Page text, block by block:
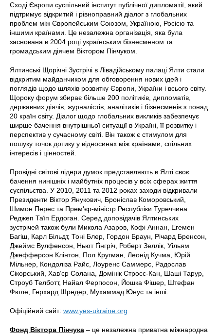
Сході Європи суспільний інститут публічної дипломатії, який
підтримує відкритий і рівноправний діалог з глобальних
проблем між Європейським Союзом, Україною, Росією та
іншими країнами. Це незалежна організація, яка була
заснована в 2004 році українським бізнесменом та
громадським діячем Віктором Пінчуком.
Ялтинські Щорічні Зустрічі в Лівадійському палаці Ялти стали
відкритим майданчиком для обговорення нових ідей і
поглядів щодо шляхів розвитку Європи, України і всього світу.
Щороку форум збирає більше 200 політиків, дипломатів,
державних діячів, журналістів, аналітиків і бізнесменів з понад
20 країн світу. Діалог щодо глобальних викликів забезпечує
ширше бачення внутрішньої ситуації в Україні, її розвитку і
перспектив у сучасному світі. Він також є стимулом для
пошуку точок дотику у відносинах між країнами, спільних
інтересів і цінностей.
Провідні світові лідери думок представляють в Ялті своє
бачення нинішніх і майбутніх процесів у всіх сферах життя
суспільства. У 2010, 2011 та 2012 роках заходи відкривали
Президенти Віктор Янукович, Броніслав Коморовський,
Шимон Перес та Прем'єр-міністр Республіки Туреччина
Реджеп Таїп Ердоган. Серед доповідачів Ялтинських
зустрічей також були Микола Азаров, Кофі Аннан, Егемен
Багіш, Карл Більдт, Тоні Блер, Гордон Браун, Річард Бренсон,
Джеймс Вулфенсон, Ньют Ґінгріч, Роберт Зеллік, Уільям
Джефферсон Клінтон, Пол Кругман, Леонід Кучма, Юрій
Мільнер, Кондоліза Райс, Лоуренс Саммерс, Радослав
Сікорський, Хав’єр Солана, Домінік Стросс-Кан, Шаші Тарур,
Строуб Телботт, Найал Фергюсон, Йошка Фішер, Штефан
Фюле, Герхард Шредер, Мухаммад Юнус та інші.
Офіційний сайт: www.yes-ukraine.org
Фонд Віктора Пінчука – це незалежна приватна міжнародна